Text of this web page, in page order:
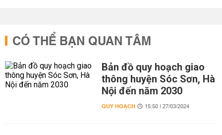
CÓ THỂ BẠN QUAN TÂM
Bản đồ quy hoạch giao
thông huyện Sóc Sơn, Hà
Nội đến năm 2030
QUY HOẠCH 15:50 | 27/03/2024